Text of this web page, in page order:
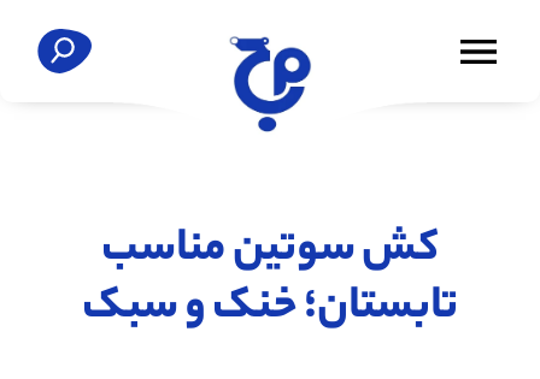
کش سوتین مناسب
تابستان؛ خنک و سبک